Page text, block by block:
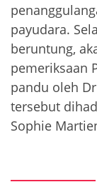
payudara.
beruntung,
pemeriksaan
pandu oleh
tersebut
Sophie